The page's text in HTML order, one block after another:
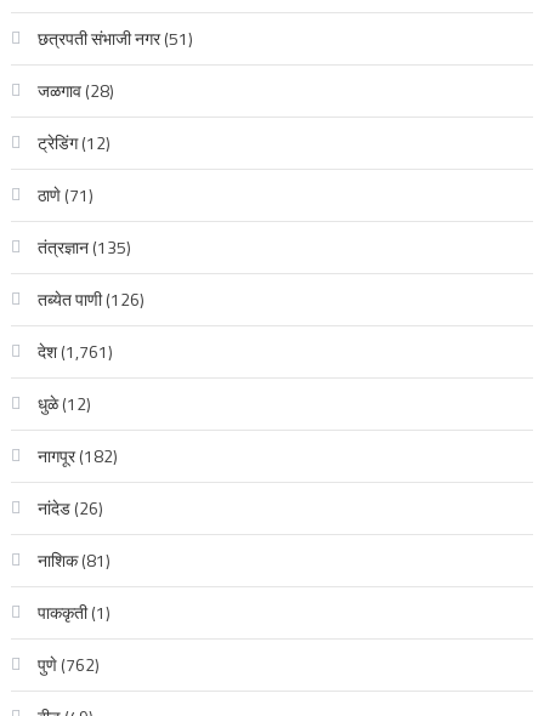
छत्रपती संभाजी नगर(51)
जळगाव(28)
ट्रेडिंग(12)
ठाणे(71)
तंत्रज्ञान(135)
तब्येत पाणी(126)
देश(1,761)
धुळे(12)
नागपूर(182)
नांदेड(26)
नाशिक(81)
पाककृती(1)
पुणे(762)